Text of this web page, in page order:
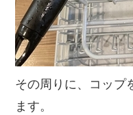
その周りに、コップ
ます。